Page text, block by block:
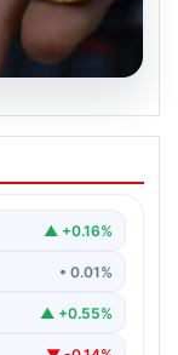
Altın
▲ +0.16%
• 0.01%
▲ +0.55%